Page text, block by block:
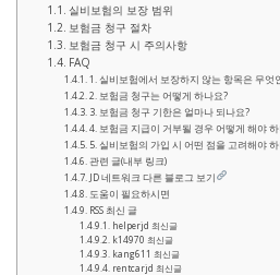
실비보험의 보장 범위
보험금 청구 절차
보험금 청구 시 주의사항
FAQ
1. 실비보험에서 보장하지 않는 항목은 무엇
2. 보험금 청구는 어떻게 하나요?
3. 보험금 청구 기한은 얼마나 되나요?
4. 보험금 지급이 거부될 경우 어떻게 해야
5. 실비보험의 가입 시 어떤 점을 고려해야
관련 글(내부 링크)
JD 네트워크 다른 블로그 보기
도움이 필요하시면
RSS 최신 글
helperjd 최신글
k14970 최신글
kang611 최신글
rentcarjd 최신글